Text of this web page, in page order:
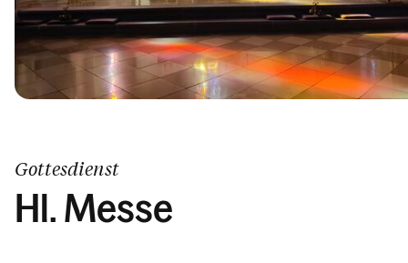
Gottesdienst
Hl. Messe